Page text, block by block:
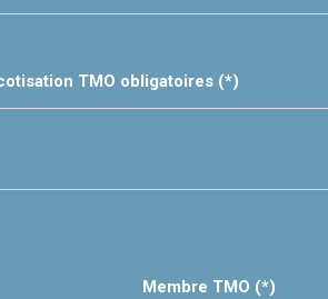
TMO obligatoires (*)
Membre TMO (*)